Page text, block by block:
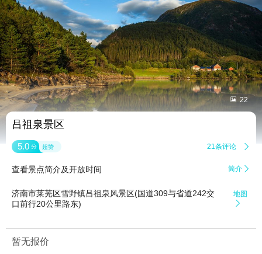
 22
吕祖泉景区
5.0 分 超赞 21条评论 
查看景点简介及开放时间 简介 
济南市莱芜区雪野镇吕祖泉风景区(国道309与省道242交
口前行20公里路东)
地图

暂无报价
